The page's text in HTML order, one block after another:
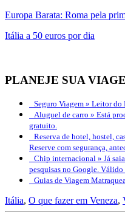
Europa Barata: Roma pela
Itália a 50 euros por dia
PLANEJE SUA
Seguro Viagem » Leitor do
Aluguel de carro » Está
gratuito.
Reserva de hotel, hostel,
Reserve com segurança,
Chip internacional » Já
pesquisas no Google. Válido
Guias de Viagem
Itália, O que fazer em Veneza,